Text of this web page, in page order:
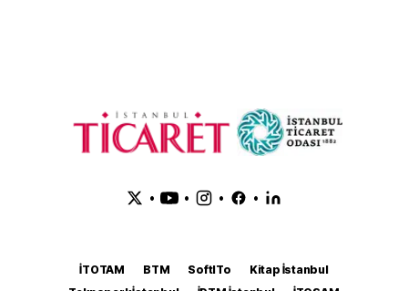
• • • •
İTOTAM BTM SoftITo
Kitap İstanbul